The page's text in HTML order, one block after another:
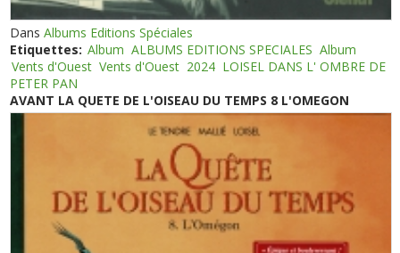
DansAlbums Editions Spéciales
Etiquettes: Album ALBUMS EDITIONS SPECIALES Album
Vents d'Ouest Vents d'Ouest 2024 LOISEL DANS L' OMBRE DE
PETER PAN
AVANT LA QUETE DE L'OISEAU DU TEMPS 8 L'OMEGON